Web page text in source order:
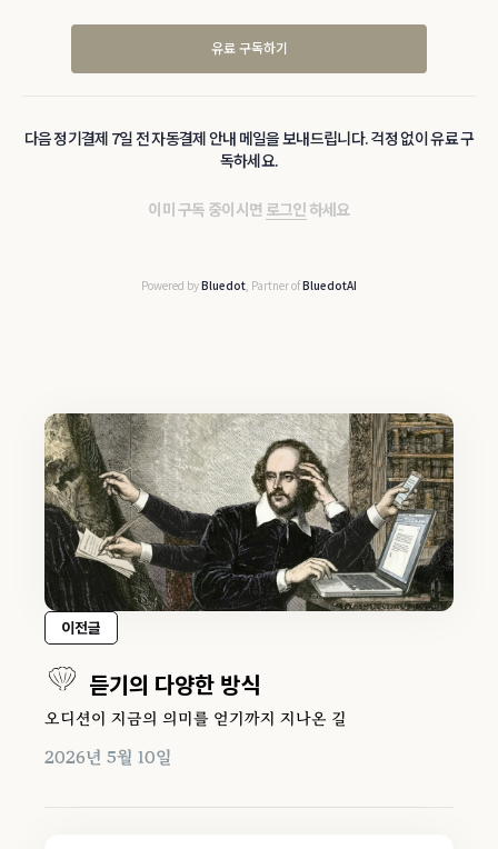
유료 구독하기
다음 정기결제 7일 전 자동결제 안내 메일을 보내드립니다. 걱정 없이 유료 구
독하세요.
이미 구독 중이시면 로그인 하세요
Powered byBluedot, Partner ofBluedotAI
이전글
듣기의 다양한 방식
오디션이 지금의 의미를 얻기까지 지나온 길
2026년 5월 10일